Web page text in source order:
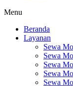
Menu
Beranda
Layanan
Sewa
Sewa
Sewa
Sewa
Sewa